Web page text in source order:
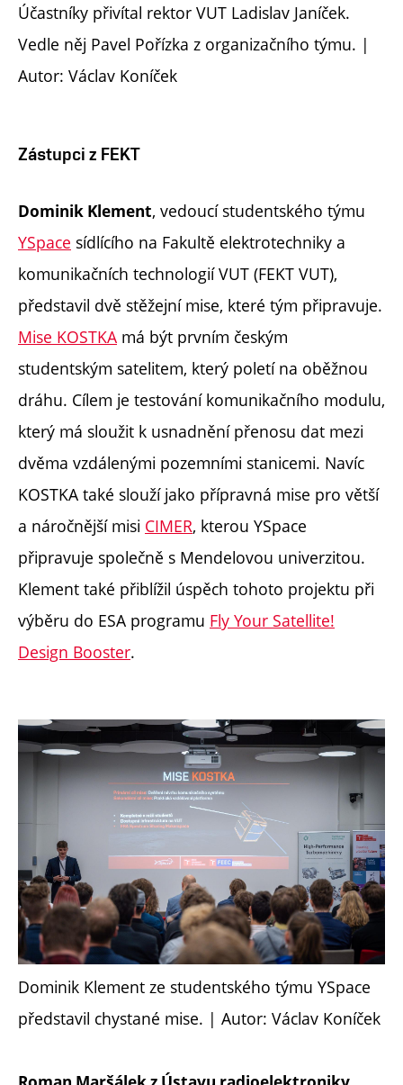
Účastníky přivítal rektor VUT Ladislav Janíček.
Vedle něj Pavel Pořízka z organizačního týmu. |
Autor: Václav Koníček
Zástupci z FEKT
Dominik Klement, vedoucí studentského týmu
YSpace sídlícího na Fakultě elektrotechniky a
komunikačních technologií VUT (FEKT VUT),
představil dvě stěžejní mise, které tým připravuje.
Mise KOSTKA má být prvním českým
studentským satelitem, který poletí na oběžnou
dráhu. Cílem je testování komunikačního modulu,
který má sloužit k usnadnění přenosu dat mezi
dvěma vzdálenými pozemními stanicemi. Navíc
KOSTKA také slouží jako přípravná mise pro větší
a náročnější misi CIMER, kterou YSpace
připravuje společně s Mendelovou univerzitou.
Klement také přiblížil úspěch tohoto projektu při
výběru do ESA programu Fly Your Satellite!
Design Booster.
Dominik Klement ze studentského týmu YSpace
představil chystané mise. | Autor: Václav Koníček